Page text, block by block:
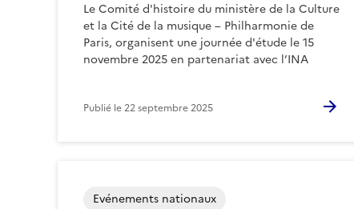
Le Comité d'histoire du ministère de la Culture
et la Cité de la musique – Philharmonie de
Paris, organisent une journée d'étude le 15
novembre 2025 en partenariat avec l’INA
Publié le22 septembre 2025
Evénements nationaux